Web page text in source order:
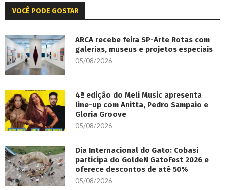
VOCÊ PODE GOSTAR
ARCA recebe feira SP-Arte Rotas com
galerias, museus e projetos especiais
05/08/2026
4ª edição do Meli Music apresenta
line-up com Anitta, Pedro Sampaio e
Gloria Groove
05/08/2026
Dia Internacional do Gato: Cobasi
participa do GoldeN GatoFest 2026 e
oferece descontos de até 50%
05/08/2026